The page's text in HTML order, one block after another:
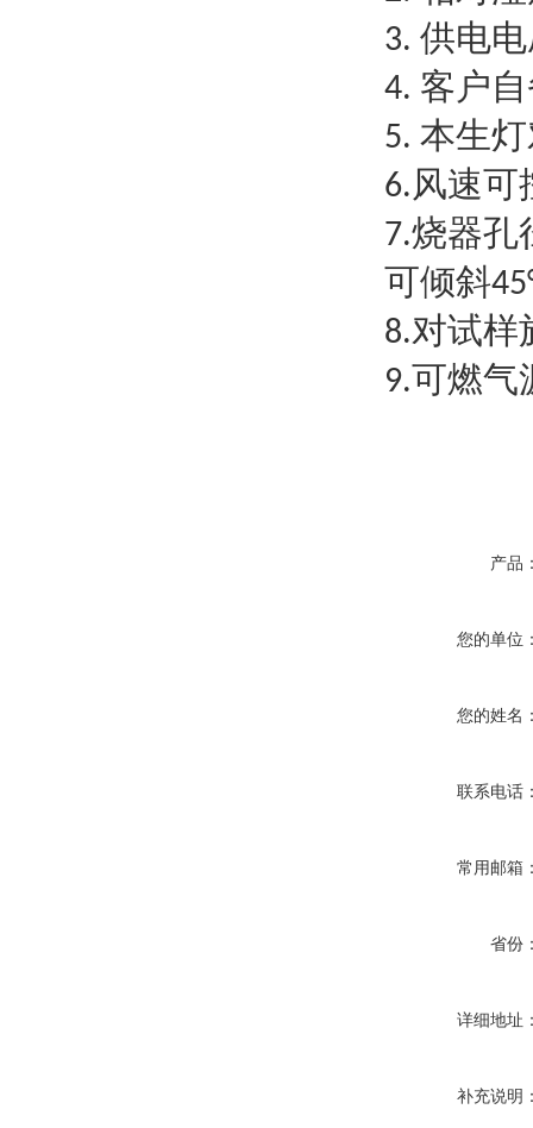
3. 供电
4. 客户
5. 本生
6. 风速可
7.烧器孔
可倾斜
8.对试样
9.可燃气
产品
您的单位
您的姓名
联系电话
常用邮箱
省份
详细地址
补充说明